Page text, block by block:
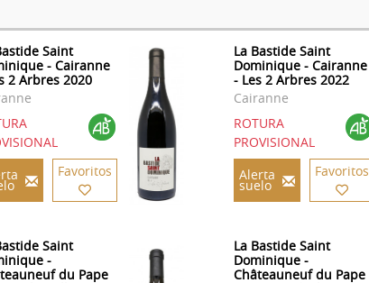
Saint
- Cairanne
2 Arbres 2020
Favoritos
La Bastide Saint
Dominique - Cairanne
- Les 2 Arbres 2022
Cairanne
ROTURA
PROVISIONAL
Alerta
suelo
Favoritos
Saint
-
du Pape
La Bastide Saint
Dominique -
Châteauneuf du Pape